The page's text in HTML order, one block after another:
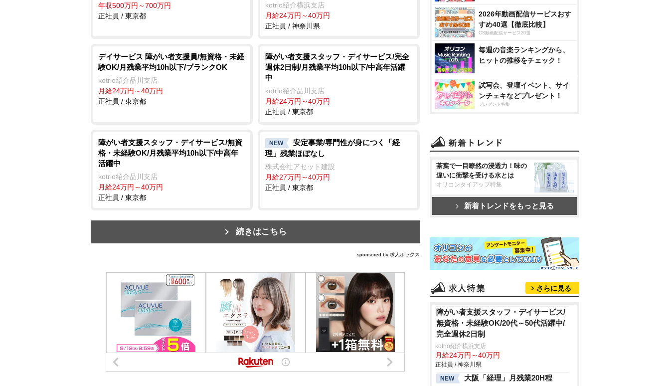
年収500万円～700万円
正社員 / 東京都
kotrio紹介横浜支店
月給24万円～40万円
正社員 / 神奈川県
デイサービス 障がい者支援員/無資格・未経
験OK/月残業平均10h以下/ブランクOK
kotrio紹介品川支店
月給24万円～40万円
正社員 / 東京都
障がい者支援スタッフ・デイサービス/完全
週休2日制/月残業平均10h以下/中高年活躍
中
kotrio紹介品川支店
月給24万円～40万円
正社員 / 東京都
障がい者支援スタッフ・デイサービス/無資
格・未経験OK/月残業平均10h以下/中高年
活躍中
kotrio紹介品川支店
月給24万円～40万円
正社員 / 東京都
NEW
安定事業/専門性が身につく「経
理」残業ほぼなし
株式会社アセット建設
月給27万円～40万円
正社員 / 東京都
続きはこちら
sponsored by 求人ボックス
2026年動画配信サービスおす
すめ40選【徹底比較】
CS動画配信サービス20選
毎週の音楽ランキングから、
ヒットの推移をチェック！
試写会、登壇イベント、サイ
ンチェキなどプレゼント！
プレゼント特集
茶葉で一目瞭然の浸透力！味の
違いに衝撃を受ける水とは
オリコンタイアップ特集
新着トレンドをもっと見る
さらに見る
障がい者支援スタッフ・デイサービス/
無資格・未経験OK/20代～50代活躍中/
完全週休2日制
kotrio紹介横浜支店
月給24万円～40万円
正社員 / 神奈川県
NEW
大阪「経理」月残業20H程